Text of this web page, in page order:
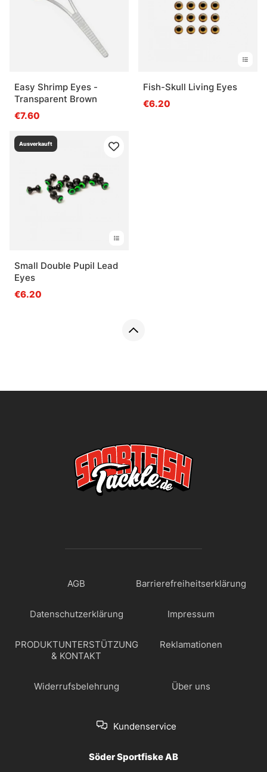
Easy Shrimp Eyes -
Transparent Brown
€7.60
Fish-Skull Living Eyes
€6.20
Ausverkauft
Small Double Pupil Lead
Eyes
€6.20
AGB Barrierefreiheitserklärung
Datenschutzerklärung Impressum
PRODUKTUNTERSTÜTZUNG
& KONTAKT
Reklamationen
Widerrufsbelehrung Über uns
Kundenservice
Söder Sportfiske AB